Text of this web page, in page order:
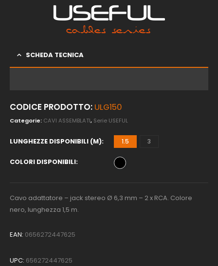
SCHEDA TECNICA
CODICE PRODOTTO: ULG150
Categorie: CAVI ASSEMBLATI, Serie USEFUL
LUNGHEZZE DISPONIBILI (M) 1.5 3
COLORI DISPONIBILI
Cavo adattatore – jack stereo Ø 6,3 mm – 2 x RCA. Colore
nero, lunghezza 1,5 m.
EAN: 0656272447625
UPC: 656272447625